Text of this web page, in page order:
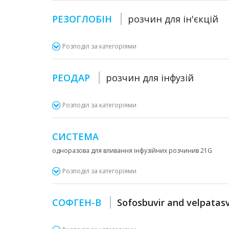
РЕЗОГЛОБІН розчин для ін'єкцій
Розподіл за категоріями
РЕОДАР розчин для інфузій
Розподіл за категоріями
СИСТЕМА
одноразова для вливання інфузійних розчинив 21G
Розподіл за категоріями
СОФГЕН-В Sofosbuvir and